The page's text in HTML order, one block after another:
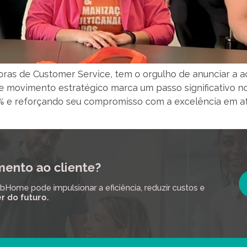
de Customer Service, tem o orgulho de anunciar a
movimento estratégico marca um passo significativo
e reforçando seu compromisso com a excelência em
ao cliente?
pode impulsionar a eficiência, reduzir custos e
do futuro.